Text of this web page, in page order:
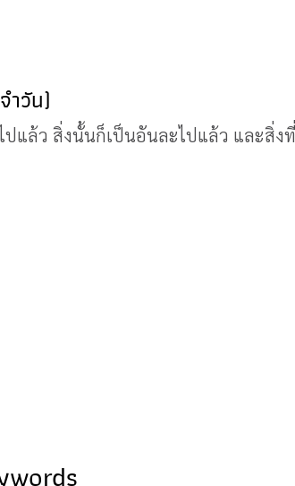
ำวัน)
แล้ว สิ่งนั้นก็เป็นอันละไปแล้ว และสิ่ง